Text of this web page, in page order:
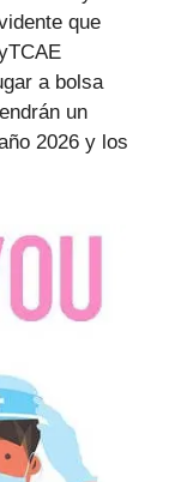
que
a bolsa
un
2026 y los